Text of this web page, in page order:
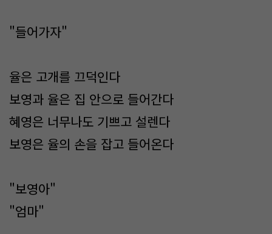
"들어가자"
율은 고개를 끄덕인다
보영과 율은 집 안으로 들어간다
혜영은 너무나도 기쁘고 설렌다
보영은 율의 손을 잡고 들어온다
"보영아"
"엄마"